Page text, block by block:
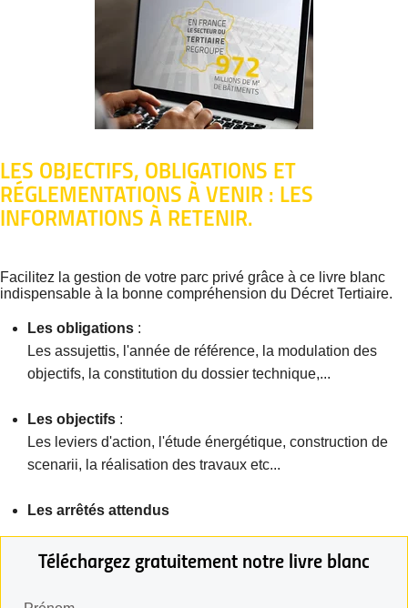
LES OBJECTIFS, OBLIGATIONS ET
RÉGLEMENTATIONS À VENIR : LES
INFORMATIONS À RETENIR.
Facilitez la gestion de votre parc privé grâce à ce livre blanc
indispensable à la bonne compréhension du Décret Tertiaire.
Les obligations :
Les assujettis, l'année de référence, la modulation des
objectifs, la constitution du dossier technique,...
Les objectifs :
Les leviers d'action, l'étude énergétique, construction de
scenarii, la réalisation des travaux etc...
Les arrêtés attendus
Téléchargez gratuitement notre livre blanc